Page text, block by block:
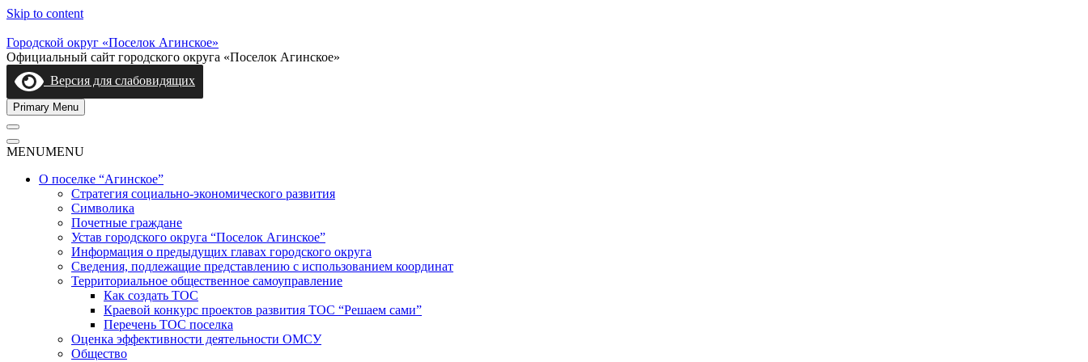
Skip to content
Городской округ «Поселок Агинское»
Официальный сайт городского округа «Поселок Агинское»
Версия для слабовидящих
Primary Menu
MENUMENU
О поселке “Агинское”
Стратегия социально-экономического развития
Символика
Почетные граждане
Устав городского округа “Поселок Агинское”
Информация о предыдущих главах городского округа
Сведения, подлежащие представлению с использованием координат
Территориальное общественное самоуправление
Как создать ТОС
Краевой конкурс проектов развития ТОС “Решаем сами”
Перечень ТОС поселка
Оценка эффективности деятельности ОМСУ
Общество